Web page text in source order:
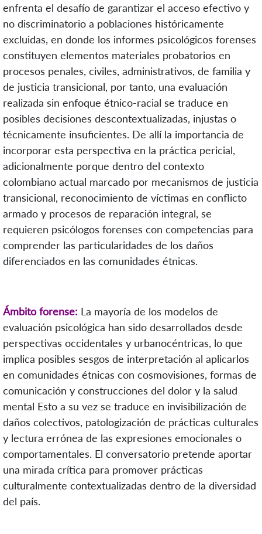
enfrenta el desafío de garantizar el acceso efectivo y
no discriminatorio a poblaciones históricamente
excluidas, en donde los informes psicológicos forenses
constituyen elementos materiales probatorios en
procesos penales, civiles, administrativos, de familia y
de justicia transicional, por tanto, una evaluación
realizada sin enfoque étnico-racial se traduce en
posibles decisiones descontextualizadas, injustas o
técnicamente insuficientes. De allí la importancia de
incorporar esta perspectiva en la práctica pericial,
adicionalmente porque dentro del contexto
colombiano actual marcado por mecanismos de justicia
transicional, reconocimiento de víctimas en conflicto
armado y procesos de reparación integral, se
requieren psicólogos forenses con competencias para
comprender las particularidades de los daños
diferenciados en las comunidades étnicas.
Ámbito forense: La mayoría de los modelos de
evaluación psicológica han sido desarrollados desde
perspectivas occidentales y urbanocéntricas, lo que
implica posibles sesgos de interpretación al aplicarlos
en comunidades étnicas con cosmovisiones, formas de
comunicación y construcciones del dolor y la salud
mental Esto a su vez se traduce en invisibilización de
daños colectivos, patologización de prácticas culturales
y lectura errónea de las expresiones emocionales o
comportamentales. El conversatorio pretende aportar
una mirada crítica para promover prácticas
culturalmente contextualizadas dentro de la diversidad
del país.